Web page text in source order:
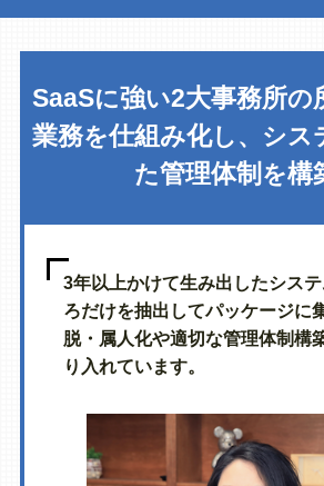
SaaSに強い2大事務所の
業務を仕組み化し、シス
た管理体制 を構
3年以上かけて生み出したシステ
ろだけを抽出してパッケージに
脱・属人化や適切な管理体制構
り入れています。